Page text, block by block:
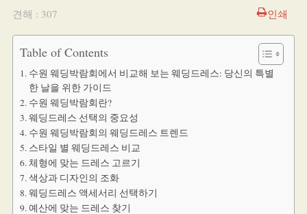
견해 : 307
인쇄
Table of Contents
수원 웨딩박람회에서 비교해 보는 웨딩드레스: 당신의 특별
한 날을 위한 가이드
수원 웨딩박람회란?
웨딩드레스 선택의 중요성
수원 웨딩박람회의 웨딩드레스 트렌드
스타일 별 웨딩드레스 비교
체형에 맞는 드레스 고르기
색상과 디자인의 조화
웨딩드레스 액세서리 선택하기
예산에 맞는 드레스 찾기